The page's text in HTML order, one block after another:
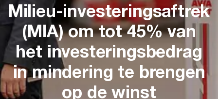
Milieu-investeringsaftrek
(MIA) om tot 45% van
het investeringsbedrag
in mindering te brengen
op de winst